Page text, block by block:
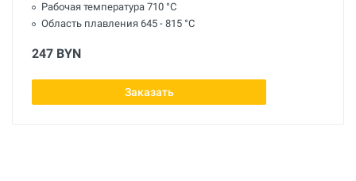
Рабочая температура 710 °С
Область плавления 645 - 815 °С
247 BYN
Заказать